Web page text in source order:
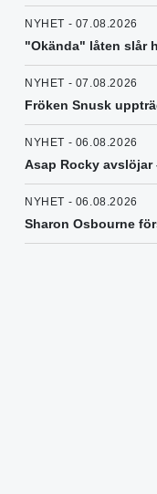
NYHET - 07.08.2026
"Okända" låten slår
NYHET - 07.08.2026
Fröken Snusk
NYHET - 06.08.2026
Asap Rocky
NYHET - 06.08.2026
Sharon Osbourne